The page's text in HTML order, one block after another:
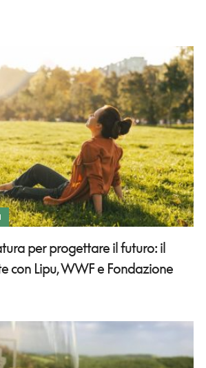
per progettare il futuro: il
con Lipu, WWF e Fondazione